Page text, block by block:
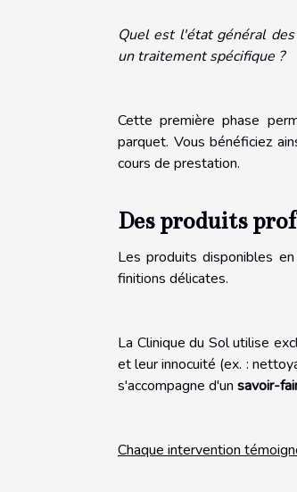
Quel est l'état général
un traitement spécifique ?
Cette première phase
parquet. Vous bénéficiez
cours de prestation.
Des produits
Les produits disponibles
finitions délicates.
La Clinique du Sol utilise
et leur innocuité (ex. :
s'accompagne d'un savoir-
Chaque intervention